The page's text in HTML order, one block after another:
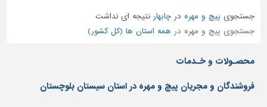
پله،
نرده
حفاظ
دیوارپوش،
جستجوی پیچ و مهره درچابهار نتیجه ای نداشت
جستجوی پیچ و مهره در همه استان ها (کل کشور)
محصـولات و خـدمات
فروشندگان و مجریان پیچ و مهره در استان سیستان بلوچستان